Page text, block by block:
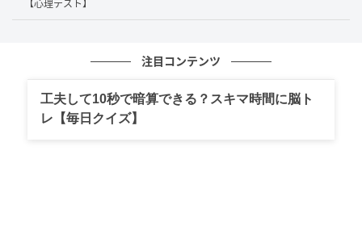
れることを心が渇望しているサインかもしれません。
抱えており、「非日常の風」を必要としているのでし
思い切って少し遠くの美術館へ足を運んでみたり、普
【心理テスト】
注目コンテンツ
工夫して10秒で暗算できる？スキマ時間に脳ト
レ【毎日クイズ】